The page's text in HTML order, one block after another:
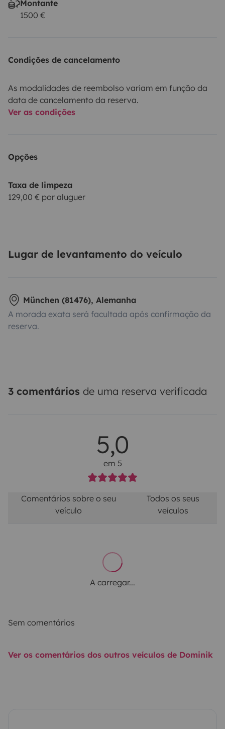
Montante
1500 €
Condições de cancelamento
As modalidades de reembolso variam em função da
data de cancelamento da reserva.
Ver as condições
Opções
Taxa de limpeza
129,00 € por aluguer
Lugar de levantamento do veículo
München (81476), Alemanha
A morada exata será facultada após confirmação da
reserva.
3 comentários de uma reserva verificada
5,0
em 5
Comentários sobre o seu
veículo
Todos os seus
veículos
A carregar...
Sem comentários
Ver os comentários dos outros veículos de Dominik